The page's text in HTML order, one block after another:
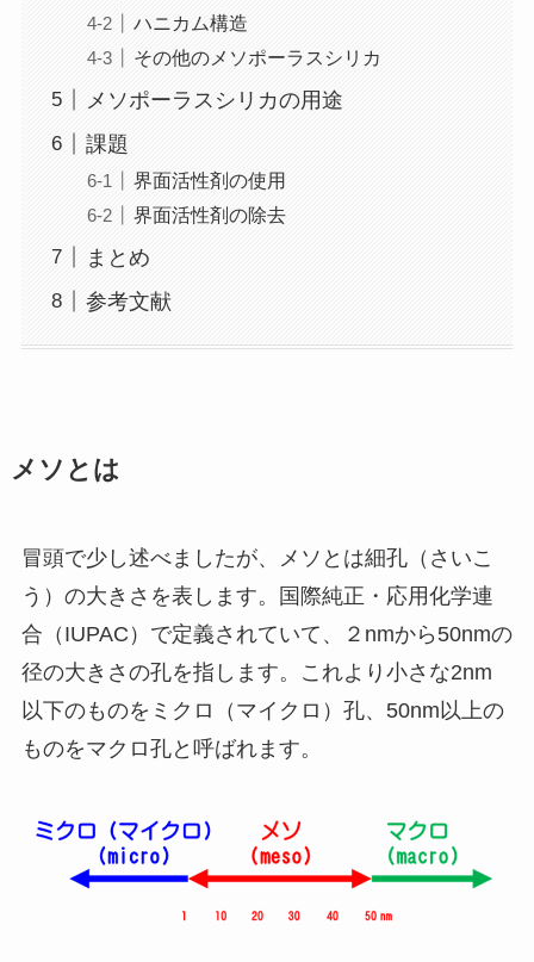
ハニカム構造
その他のメソポーラスシリカ
メソポーラスシリカの用途
課題
界面活性剤の使用
界面活性剤の除去
まとめ
参考文献
メソとは
冒頭で少し述べましたが、メソとは細孔（さいこ
う）の大きさを表します。国際純正・応用化学連
合（IUPAC）で定義されていて、２nmから50nmの
径の大きさの孔を指します。これより小さな2nm
以下のものをミクロ（マイクロ）孔、50nm以上の
ものをマクロ孔と呼ばれます。